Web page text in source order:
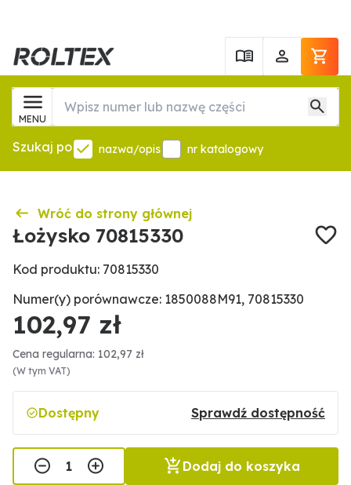
MENU
Szukaj po nazwa/opis nr katalogowy
Wróć do strony głównej
Łożysko 70815330
Kod produktu: 70815330
Numer(y) porównawcze: 1850088M91, 70815330
102,97 zł
Cena regularna: 102,97 zł
(W tym VAT)
Dostępny Sprawdź dostępność
Dodaj do koszyka